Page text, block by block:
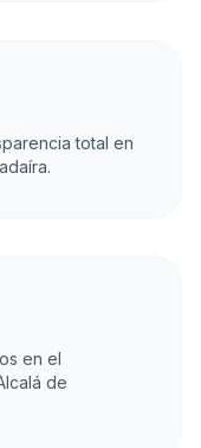
total en
en el
de